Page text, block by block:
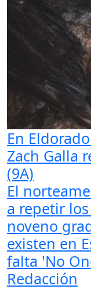
En
Zach Galla
(9A)
El
a repetir
noveno
existen en
falta 'No
Redacción